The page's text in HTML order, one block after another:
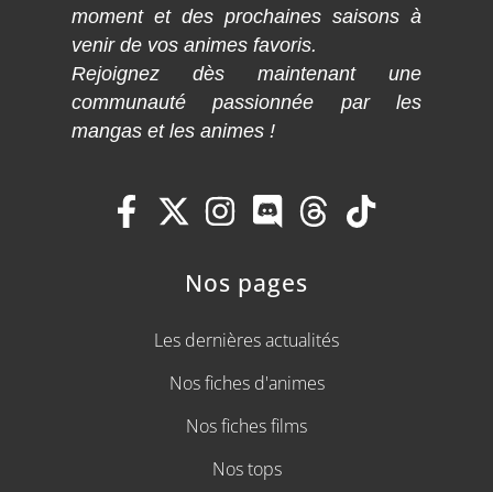
moment et des prochaines saisons à
venir de vos animes favoris.
Rejoignez dès maintenant une
communauté passionnée par les
mangas et les animes !
Nos pages
Les dernières actualités
Nos fiches d'animes
Nos fiches films
Nos tops